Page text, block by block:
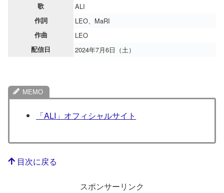
歌 ALI
作詞 LEO、MaRI
作曲 LEO
配信日 2024年7月6日（土）
「ALI」オフィシャルサイト
目次に戻る
スポンサーリンク